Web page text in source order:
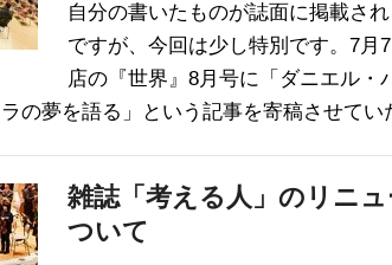
自分の書いたものが誌面に掲載さ
ですが、今回は少し特別です。7月
店の『世界』8月号に「ダニエル・
の夢を語る」という記事を寄稿させて
雑誌「考える人」のリニ
ついて